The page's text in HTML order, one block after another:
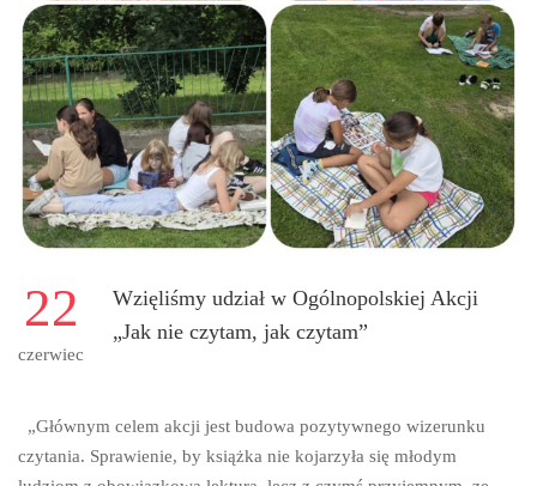
22
czerwiec
Wzięliśmy udział w Ogólnopolskiej Akcji
„Jak nie czytam, jak czytam”
„Głównym celem akcji jest budowa pozytywnego wizerunku
czytania. Sprawienie, by książka nie kojarzyła się młodym